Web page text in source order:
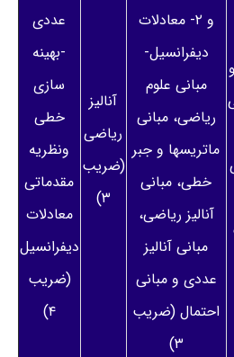
و ۲- معادلات
دیفرانسیل-
مبانی علوم
ریاضی، مبانی
ماتریسها و جبر
خطی، مبانی
آنالیز ریاضی،
مبانی آنالیز
عددی و مبانی
احتمال (ضریب
۳)
آنالیز
ریاضی
(ضریب
۳)
عددی
-بهینه
سازی
خطی
ونظریه
مقدماتی
معادلات
دیفرانسیل
(ضریب
۴)